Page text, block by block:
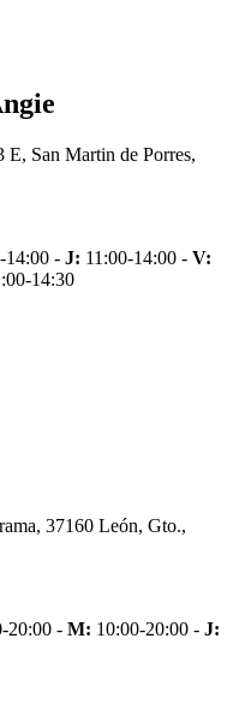
San Martin de Porres,
14:00 - J: 11:00-14:00 - V:
14:30
37160 León, Gto.,
20:00 - M: 10:00-20:00 - J: